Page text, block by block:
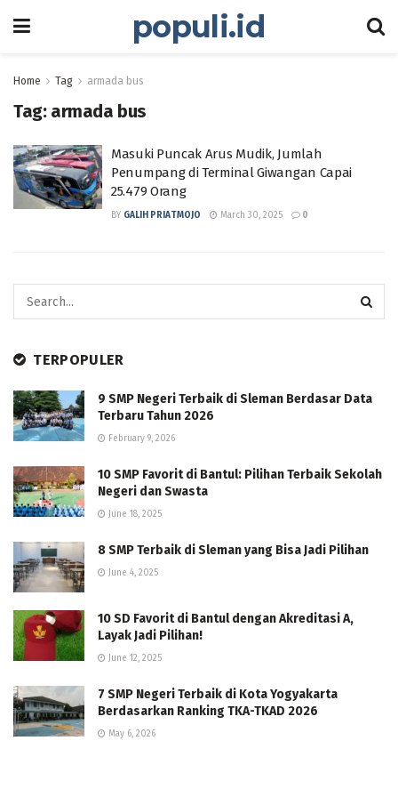
populi.id
Home Tag armada bus
Tag: armada bus
Masuki Puncak Arus Mudik, Jumlah
Penumpang di Terminal Giwangan Capai
25.479 Orang
BY GALIH PRIATMOJO March 30, 2025 0
TERPOPULER
9 SMP Negeri Terbaik di Sleman Berdasar Data
Terbaru Tahun 2026
February 9, 2026
10 SMP Favorit di Bantul: Pilihan Terbaik Sekolah
Negeri dan Swasta
June 18, 2025
8 SMP Terbaik di Sleman yang Bisa Jadi Pilihan
June 4, 2025
10 SD Favorit di Bantul dengan Akreditasi A,
Layak Jadi Pilihan!
June 12, 2025
7 SMP Negeri Terbaik di Kota Yogyakarta
Berdasarkan Ranking TKA-TKAD 2026
May 6, 2026